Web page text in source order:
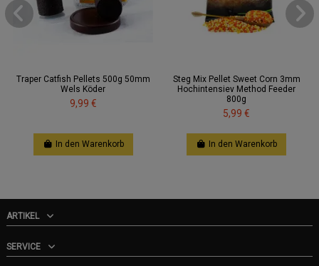
Traper Catfish Pellets 500g 50mm
Wels Köder
9,99 €
In den Warenkorb
Steg Mix Pellet Sweet Corn 3mm
Hochintensiev Method Feeder
800g
5,99 €
In den Warenkorb
ARTIKEL
SERVICE